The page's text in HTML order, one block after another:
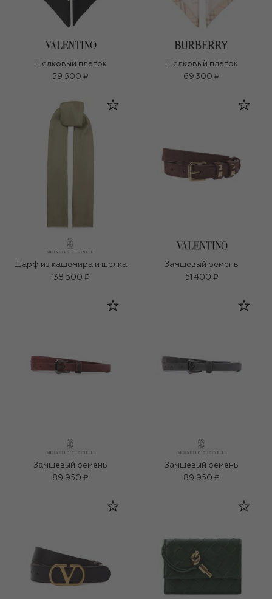
Шелковый платок
59 500 ₽
Шелковый платок
69 300 ₽
Шарф из кашемира и шелка
138 500 ₽
Замшевый ремень
51 400 ₽
Замшевый ремень
89 950 ₽
Замшевый ремень
89 950 ₽